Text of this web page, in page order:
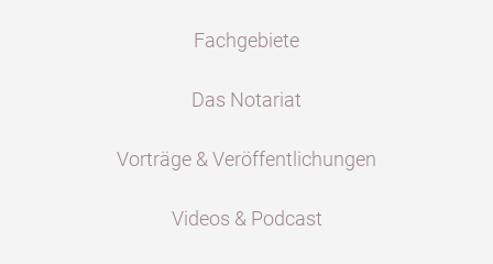
Fachgebiete
Das Notariat
Vorträge & Veröffentlichungen
Videos & Podcast